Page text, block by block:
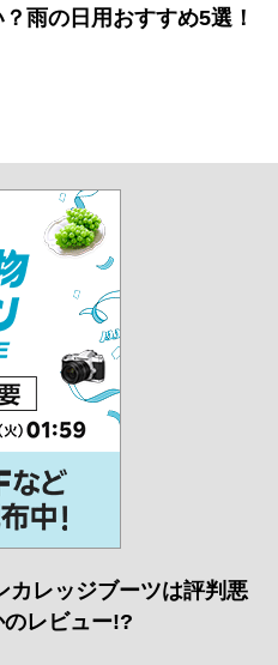
雨の日用おすすめ5選！
カレッジブーツは評判悪
レビュー!?